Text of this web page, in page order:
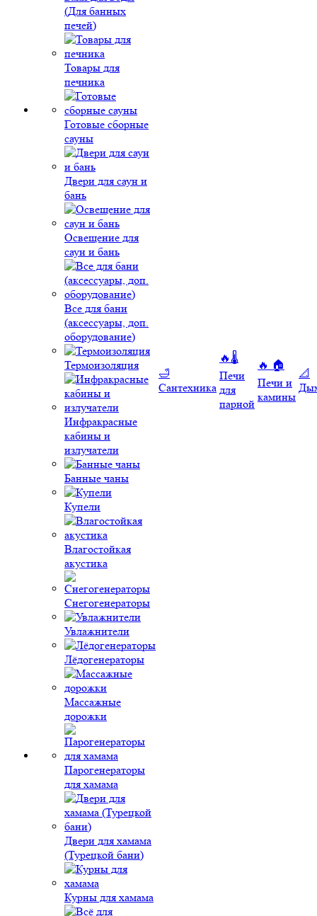
(Для банных
печей)
Товары для
печника
Готовые сборные
сауны
Двери для саун и
бань
Освещение для
саун и бань
Все для бани
(аксессуары, доп.
оборудование)
Термоизоляция
Инфракрасные
кабины и
излучатели
Банные чаны
Купели
Влагостойкая
акустика
Снегогенераторы
Увлажнители
Лёдогенераторы
Массажные
дорожки
Парогенераторы
для хамама
Двери для хамама
(Турецкой бани)
Курны для хамама
🛁
Сантехника
🔥🌡️
Печи
для
парной
🔥 🏠
Печи и
камины
📐